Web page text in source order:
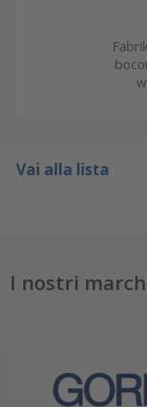
Vai alla lista
I nostri